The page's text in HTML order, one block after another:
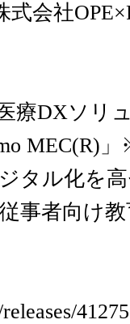
会社
療DXソリ
MEC(R)
タル化を
事者向け